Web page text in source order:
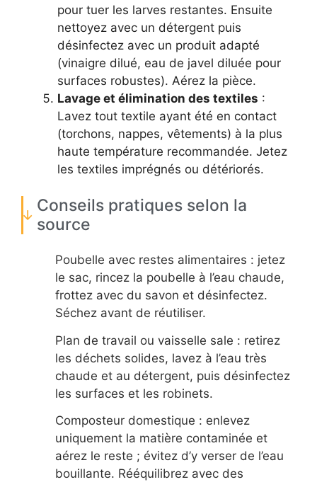
pour tuer les larves restantes. Ensuite
nettoyez avec un détergent puis
désinfectez avec un produit adapté
(vinaigre dilué, eau de javel diluée pour
surfaces robustes). Aérez la pièce.
Lavage et élimination des textiles :
Lavez tout textile ayant été en contact
(torchons, nappes, vêtements) à la plus
haute température recommandée. Jetez
les textiles imprégnés ou détériorés.
Conseils pratiques selon la
source
Poubelle avec restes alimentaires : jetez
le sac, rincez la poubelle à l’eau chaude,
frottez avec du savon et désinfectez.
Séchez avant de réutiliser.
Plan de travail ou vaisselle sale : retirez
les déchets solides, lavez à l’eau très
chaude et au détergent, puis désinfectez
les surfaces et les robinets.
Composteur domestique : enlevez
uniquement la matière contaminée et
aérez le reste ; évitez d’y verser de l’eau
bouillante. Rééquilibrez avec des